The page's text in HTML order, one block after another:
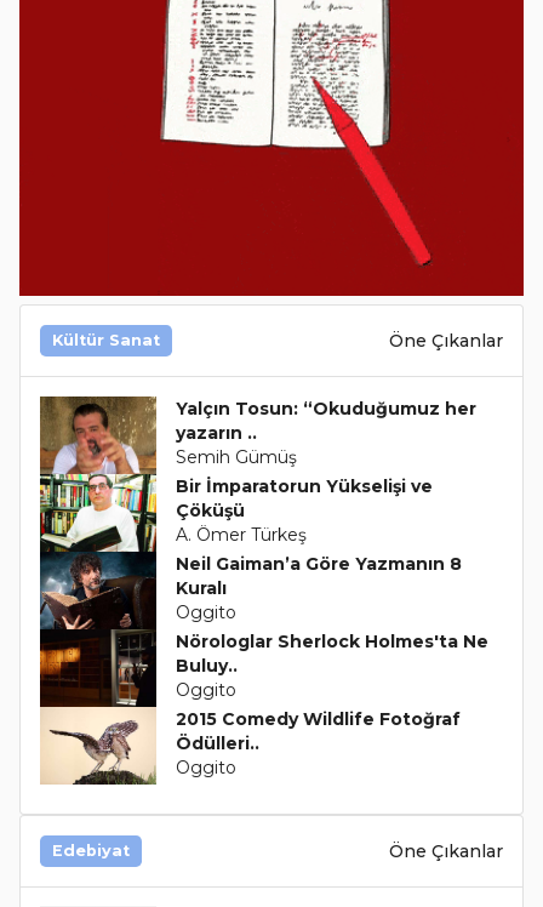
Kültür Sanat Öne Çıkanlar
Yalçın Tosun: “Okuduğumuz her
yazarın ..
Semih Gümüş
Bir İmparatorun Yükselişi ve
Çöküşü
A. Ömer Türkeş
Neil Gaiman’a Göre Yazmanın 8
Kuralı
Oggito
Nörologlar Sherlock Holmes'ta Ne
Buluy..
Oggito
2015 Comedy Wildlife Fotoğraf
Ödülleri..
Oggito
Edebiyat Öne Çıkanlar